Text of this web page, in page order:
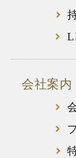
会社案内